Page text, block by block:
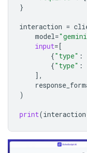
}
interaction =
model=
input=[
{"type" :
{"type" :
],
)
print(interaction